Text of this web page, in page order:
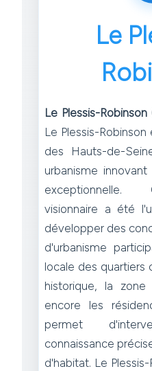
Le
Le Plessis-Robinson
Le Plessis-
des Hauts-de-
urbanisme
visionnaire a été
développer des
d'urbanisme
locale des quartiers
historique, la
encore les
permet
connaissance
d'habitat. Le